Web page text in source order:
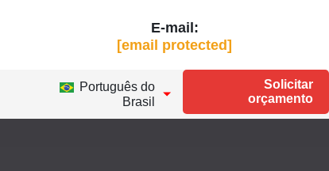
E-mail:
[email protected]
Português do
Brasil
Solicitar
orçamento